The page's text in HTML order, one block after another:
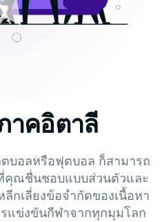
าคอิตาลี
บอลหรือฟุตบอล ก็สามารถ
คุณชื่นชอบแบบส่วนตัวและ
กเลี่ยงข้อจำกัดของเนื้อหา
แข่งขันกีฬาจากทุกมุมโลก